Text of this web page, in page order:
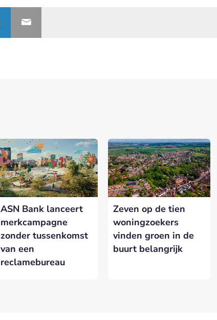
ASN Bank lanceert
merkcampagne
zonder tussenkomst
van een
reclamebureau
Zeven op de tien
woningzoekers
vinden groen in de
buurt belangrijk